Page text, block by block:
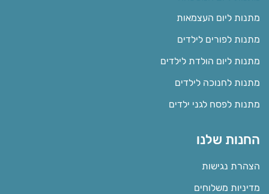
מתנות ליום העצמאות
מתנות לפורים לילדים
מתנות ליום הולדת לילדים
מתנות לחנוכה לילדים
מתנות לפסח לגני ילדים
החנות שלנו
הצהרת נגישות
מדיניות משלוחים